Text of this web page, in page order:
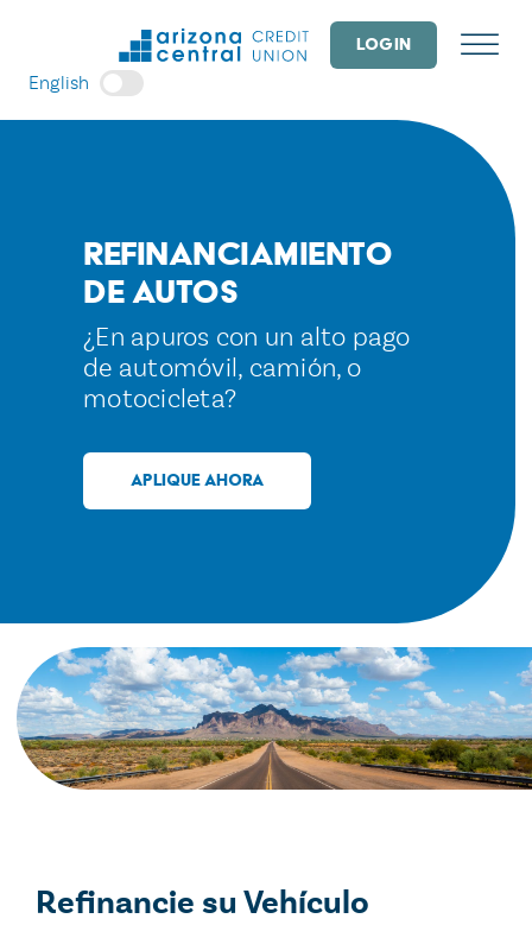
LOGIN
English
Refinanciamiento
de Autos
¿En apuros con un alto pago
de automóvil, camión, o
motocicleta?
APLIQUE AHORA
Refinancie su Vehículo